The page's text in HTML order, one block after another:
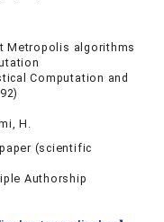
Metropolis algorithms
Computation and
H.
(scientific
Authorship